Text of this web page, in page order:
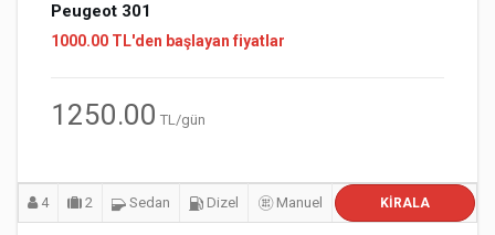
Peugeot 301
1000.00 TL'den başlayan fiyatlar
1250.00 TL/gün
4 2 Sedan Dizel Manuel KIRALA